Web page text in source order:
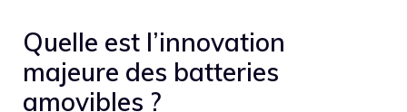
Quelle est l’innovation
majeure des batteries
amovibles ?